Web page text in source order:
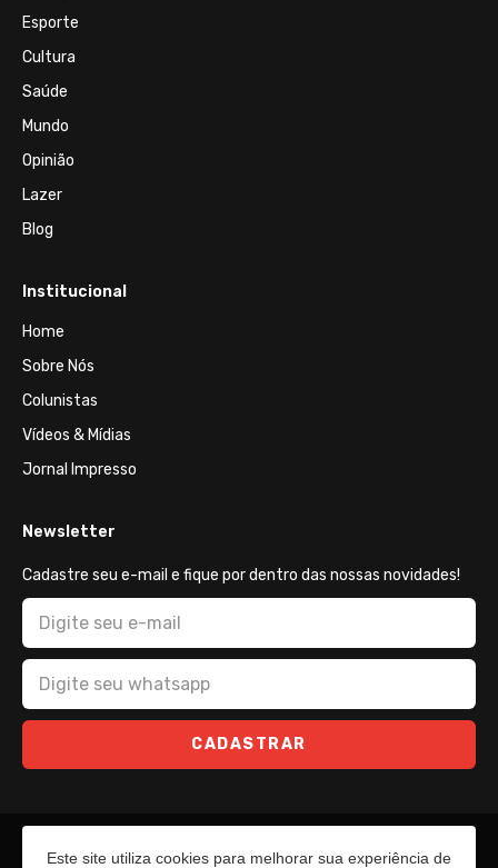
Esporte
Cultura
Saúde
Mundo
Opinião
Lazer
Blog
Institucional
Home
Sobre Nós
Colunistas
Vídeos & Mídias
Jornal Impresso
Newsletter
Cadastre seu e-mail e fique por dentro das nossas novidades!
CADASTRAR
Este site utiliza cookies para melhorar sua experiência de